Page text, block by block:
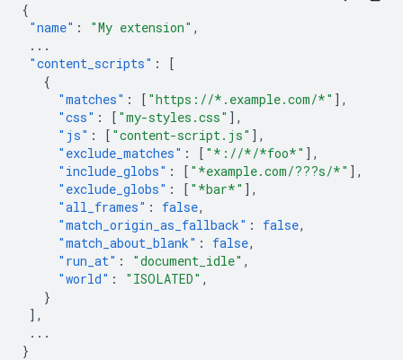
{
"name" : "My extension" ,
...
"content_scripts" :
[
{
"matches" : [ "https://*.example.com/*" ],
"css" : [ "my-styles.css" ],
"js" : [ "content-script.js" ],
"exclude_matches" : [ "*://*/*foo*" ],
"include_globs" : [ "*example.com/???s/*" ],
"exclude_globs" : [ "*bar*" ],
"all_frames" : false,
"match_origin_as_fallback" : false,
"match_about_blank" : false,
"run_at" : "document_idle" ,
"world" : "ISOLATED" ,
}
],
...
}